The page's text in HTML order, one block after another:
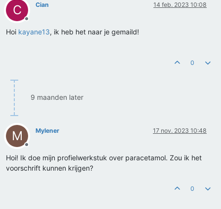
C
Offline
Cian 14 feb. 2023 10:08
Hoi kayane13, ik heb het naar je gemaild!
0
9 maanden later
M
Offline
Mylener 17 nov. 2023 10:48
Hoi! Ik doe mijn profielwerkstuk over paracetamol. Zou ik het
voorschrift kunnen krijgen?
0